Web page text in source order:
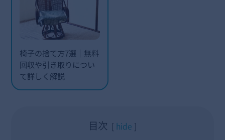
椅子の捨て方7選｜無料
回収や引き取りについ
て詳しく解説
目次 hide